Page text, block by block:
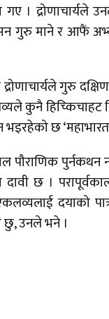
। द्रोणाचार्यले
गुरु माने र आफैं
गुरु
कुनै हिच्किचाहट
छ
पौराणिक पुर्नकथन
दावी छ ।
दयाको
छु, उनले भने ।